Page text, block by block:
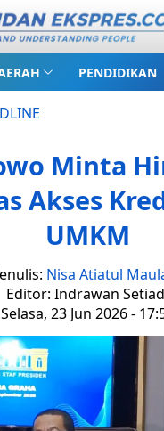
PENDIDIKAN
Minta
Akses
UMKM
Nisa Atiatul
Editor: Indrawan
Selasa, 23 Jun 2026 -